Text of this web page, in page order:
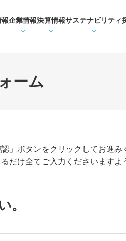
企業情報決算情報サステナビリティ
ーム
」ボタンをクリックしてお進み
だけ全てご入力くださいますよ
。